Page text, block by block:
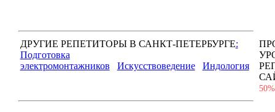
ДРУГИЕ РЕПЕТИТОРЫ В САНКТ-ПЕТЕРБУРГЕ:
Подготовка
электромонтажников
Искусствоведение Индология